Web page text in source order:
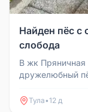
Найден пёс
слобода
В жк Пряничная
дружелюбный
Тула•12 д